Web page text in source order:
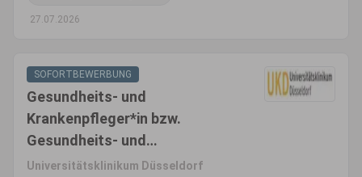
27.07.2026
SOFORTBEWERBUNG
Gesundheits- und
Krankenpfleger*in bzw.
Gesundheits- und
Kinderkrankenpfleger*in bzw.
Universitätsklinikum Düsseldorf